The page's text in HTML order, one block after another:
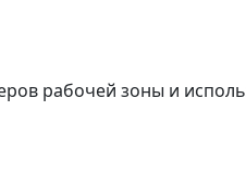
рабочей зоны и